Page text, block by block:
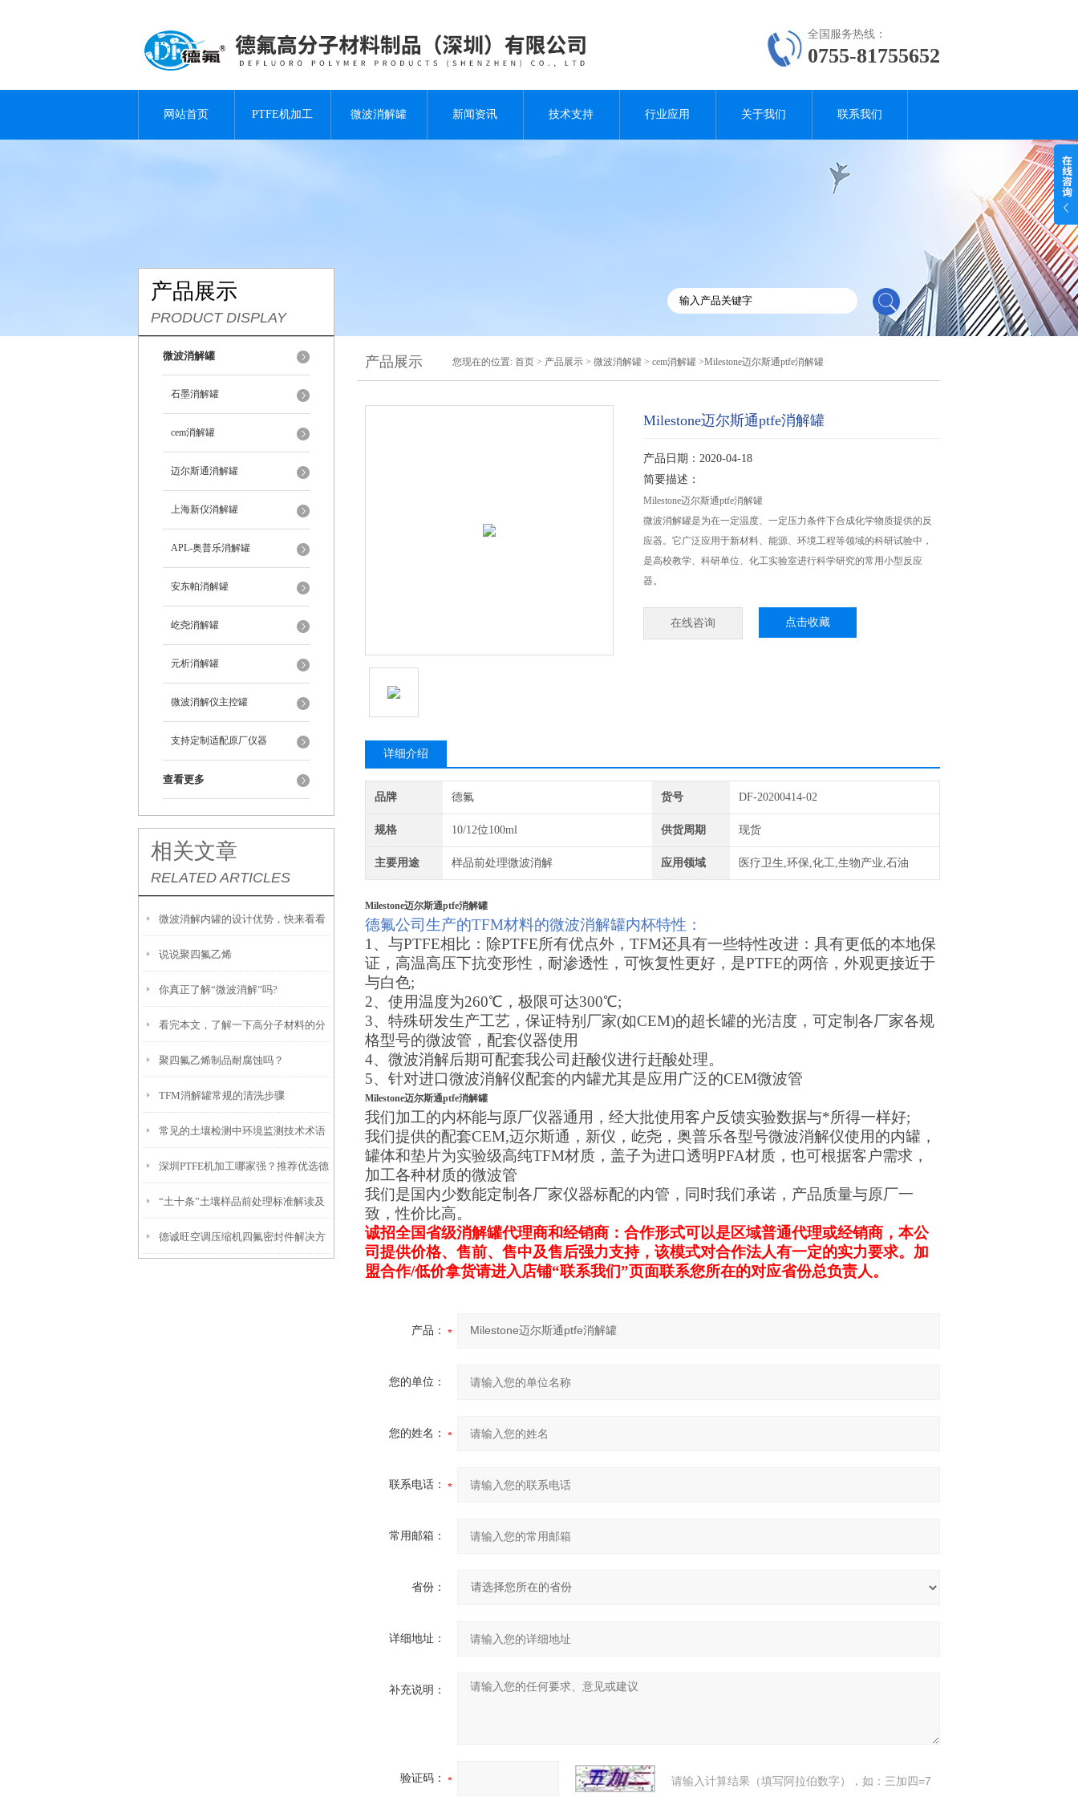
全国服务热线：
0755-81755652
网站首页 PTFE机加工 微波消解罐 新闻资讯 技术支持 行业应用 关于我们 联系我们
产品展示
PRODUCT DISPLAY
微波消解罐
石墨消解罐
cem消解罐
迈尔斯通消解罐
上海新仪消解罐
APL-奥普乐消解罐
安东帕消解罐
屹尧消解罐
元析消解罐
微波消解仪主控罐
支持定制适配原厂仪器
查看更多
相关文章
RELATED ARTICLES
微波消解内罐的设计优势，快来看看
吧
说说聚四氟乙烯
你真正了解“微波消解”吗?
看完本文，了解一下高分子材料的分
类
聚四氟乙烯制品耐腐蚀吗？
TFM消解罐常规的清洗步骤
常见的土壤检测中环境监测技术术语
有哪些?
深圳PTFE机加工哪家强？推荐优选德
诚旺
“土十条”土壤样品前处理标准解读及
解决方案
德诚旺空调压缩机四氟密封件解决方
产品展示 您现在的位置: 首页 > 产品展示 > 微波消解罐 > cem消解罐 >Milestone迈尔斯通ptfe消解罐
Milestone迈尔斯通ptfe消解罐
产品日期：2020-04-18
简要描述：
Milestone迈尔斯通ptfe消解罐
微波消解罐是为在一定温度、一定压力条件下合成化学物质提供的反
应器。它广泛应用于新材料、能源、环境工程等领域的科研试验中，
是高校教学、科研单位、化工实验室进行科学研究的常用小型反应
器。
在线咨询 点击收藏
详细介绍
品牌 德氟 货号 DF-20200414-02
规格 10/12位100ml 供货周期 现货
主要用途 样品前处理微波消解 应用领域 医疗卫生,环保,化工,生物产业,石油
Milestone迈尔斯通ptfe消解罐
德氟公司生产的TFM材料的微波消解罐内杯特性：
1、与PTFE相比：除PTFE所有优点外，TFM还具有一些特性改进：具有更低的本地保
证，高温高压下抗变形性，耐渗透性，可恢复性更好，是PTFE的两倍，外观更接近于
与白色;
2、使用温度为260℃，极限可达300℃;
3、特殊研发生产工艺，保证特别厂家(如CEM)的超长罐的光洁度，可定制各厂家各规
格型号的微波管，配套仪器使用
4、微波消解后期可配套我公司赶酸仪进行赶酸处理。
5、针对进口微波消解仪配套的内罐尤其是应用广泛的CEM微波管
Milestone迈尔斯通ptfe消解罐
我们加工的内杯能与原厂仪器通用，经大批使用客户反馈实验数据与*所得一样好;
我们提供的配套CEM,迈尔斯通，新仪，屹尧，奥普乐各型号微波消解仪使用的内罐，
罐体和垫片为实验级高纯TFM材质，盖子为进口透明PFA材质，也可根据客户需求，
加工各种材质的微波管
我们是国内少数能定制各厂家仪器标配的内管，同时我们承诺，产品质量与原厂一
致，性价比高。
诚招全国省级消解罐代理商和经销商：合作形式可以是区域普通代理或经销商，本公
司提供价格、售前、售中及售后强力支持，该模式对合作法人有一定的实力要求。加
盟合作/低价拿货请进入店铺“联系我们”页面联系您所在的对应省份总负责人。
产品：
您的单位：
您的姓名：
联系电话：
常用邮箱：
省份：
详细地址：
补充说明：
验证码： 请输入计算结果（填写阿拉伯数字），如：三加四=7